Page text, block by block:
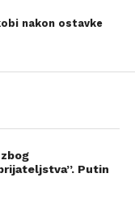
nakon ostavke
Putin